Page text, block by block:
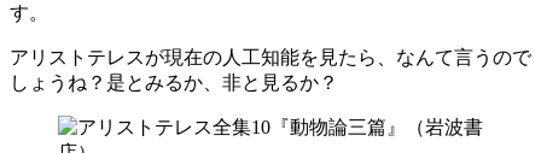
す。
アリストテレスが現在の人工知能を見たら、なんて言うので
しょうね？是とみるか、非と見るか？